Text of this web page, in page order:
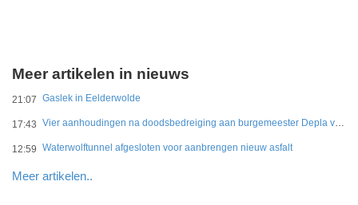
Meer artikelen in nieuws
21:07 Gaslek in Eelderwolde
17:43 Vier aanhoudingen na doodsbedreiging aan burgemeester Depla van Breda
12:59 Waterwolftunnel afgesloten voor aanbrengen nieuw asfalt
Meer artikelen..